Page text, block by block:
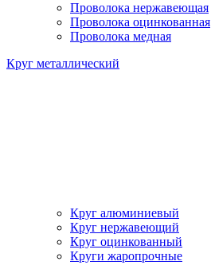
Проволока нержавеющая
Проволока оцинкованная
Проволока медная
Круг металлический
Круг алюминиевый
Круг нержавеющий
Круг оцинкованный
Круги жаропрочные